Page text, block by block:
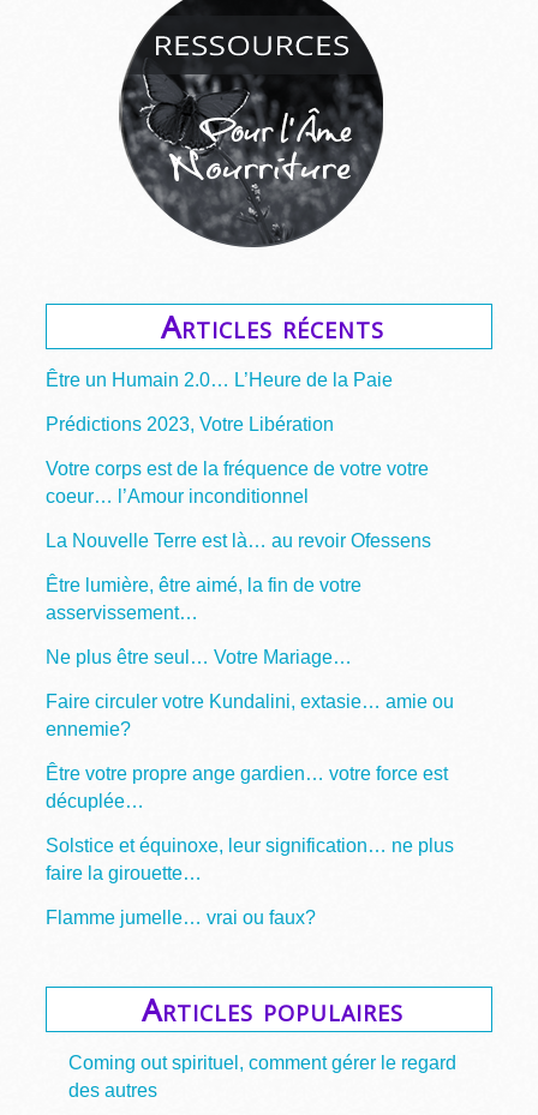
Articles récents
Être un Humain 2.0… L’Heure de la Paie
Prédictions 2023, Votre Libération
Votre corps est de la fréquence de votre votre
coeur… l’Amour inconditionnel
La Nouvelle Terre est là… au revoir Ofessens
Être lumière, être aimé, la fin de votre
asservissement…
Ne plus être seul… Votre Mariage…
Faire circuler votre Kundalini, extasie… amie ou
ennemie?
Être votre propre ange gardien… votre force est
décuplée…
Solstice et équinoxe, leur signification… ne plus
faire la girouette…
Flamme jumelle… vrai ou faux?
Articles populaires
Coming out spirituel, comment gérer le regard
des autres